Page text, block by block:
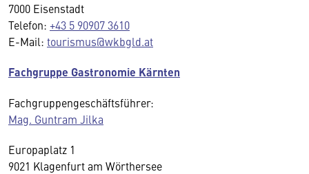
7000 Eisenstadt
Telefon: +43 5 90907 3610
E-Mail: tourismus@wkbgld.at
Fachgruppe Gastronomie Kärnten
Fachgruppengeschäftsführer:
Mag. Guntram Jilka
Europaplatz 1
9021 Klagenfurt am Wörthersee